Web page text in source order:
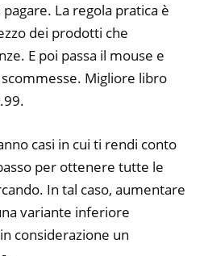
La regola pratica è
dei prodotti che
E poi passa il mouse e
Migliore libro
casi in cui ti rendi conto
per ottenere tutte le
In tal caso, aumentare
variante inferiore
considerazione un